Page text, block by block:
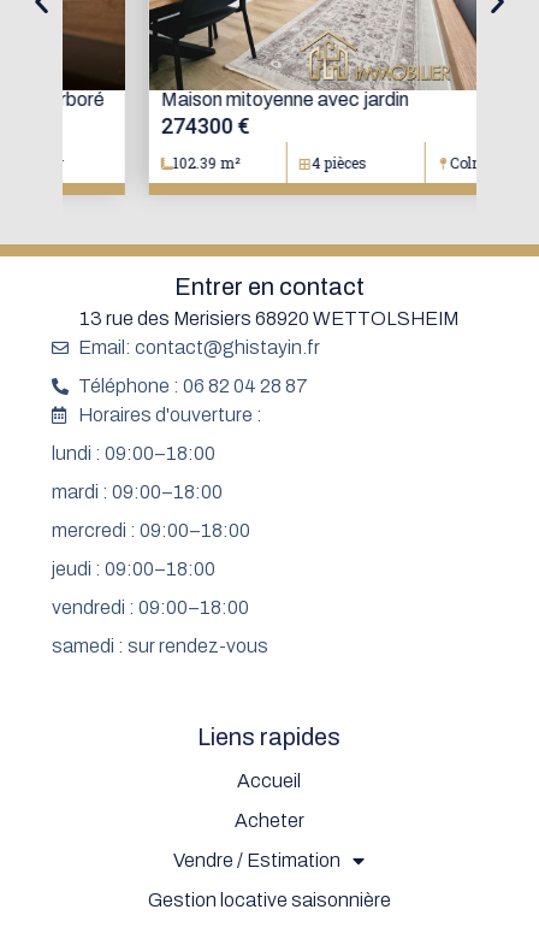
Maison mitoyenne avec jardin
274300 €
4 pièces Colmar
Liens rapides
Accueil
Acheter
Vendre / Estimation
Gestion locative saisonnière
Entrer en contact
13 rue des Merisiers 68920 WETTOLSHEIM
Email: contact@ghistayin.fr
Téléphone : 06 82 04 28 87
Horaires d'ouverture :
lundi : 09:00–18:00
mardi : 09:00–18:00
mercredi : 09:00–18:00
jeudi : 09:00–18:00
vendredi : 09:00–18:00
samedi : sur rendez-vous